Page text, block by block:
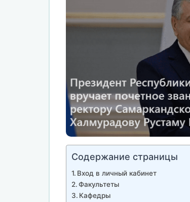
Содержание страницы
Вход в личный кабинет
Факультеты
Кафедры